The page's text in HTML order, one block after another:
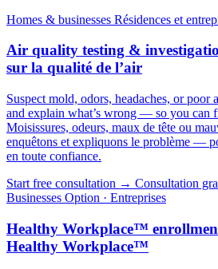
Homes & businesses Résidences et
Air quality testing &
sur la qualité de l’air
Suspect mold, odors, headaches, or poor
and explain what’s wrong — so you can
Moisissures, odeurs, maux de tête ou
enquêtons et expliquons le problème —
en toute confiance.
Start free consultation → Consultation
Businesses Option · Entreprises
Healthy Workplace™
Healthy Workplace™